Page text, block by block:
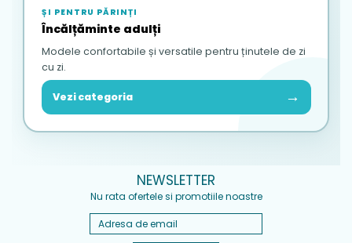
ȘI PENTRU PĂRINȚI
Încălțăminte adulți
Modele confortabile și versatile pentru ținutele de zi
cu zi.
Vezi categoria →
NEWSLETTER
Nu rata ofertele si promotiile noastre